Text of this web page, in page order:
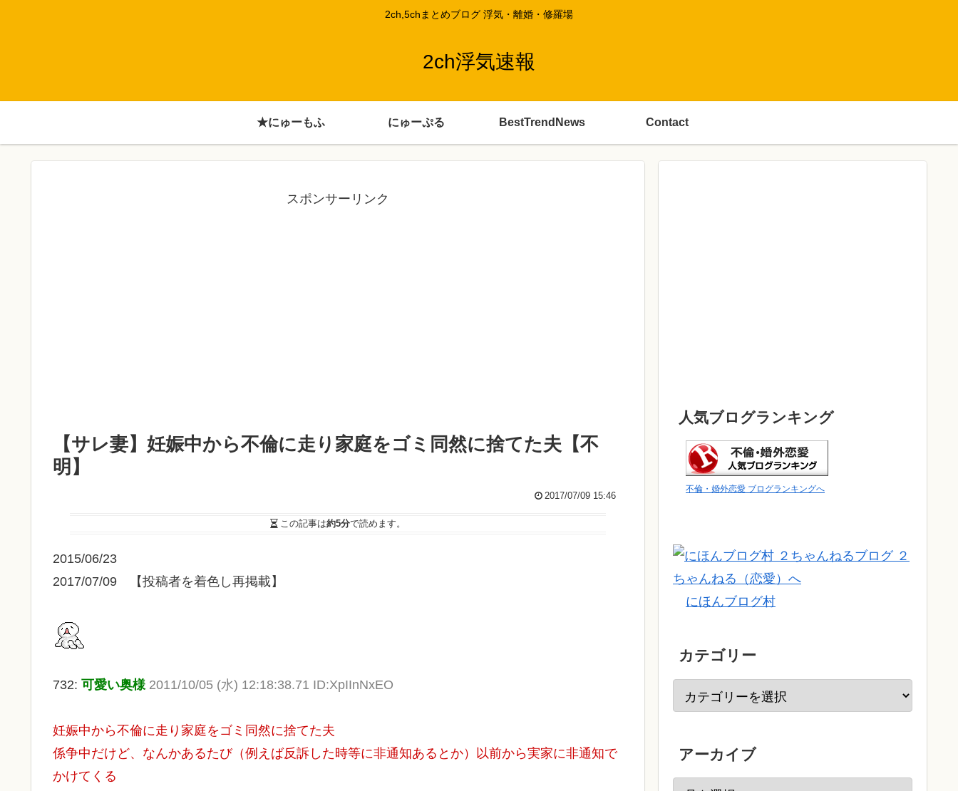
2ch,5chまとめブログ 浮気・離婚・修羅場
2ch浮気速報
★にゅーもふ にゅーぷる BestTrendNews Contact
スポンサーリンク
【サレ妻】妊娠中から不倫に走り家庭をゴミ同然に捨てた夫【不
明】
2017/07/09 15:46
この記事は約5分で読めます。
2015/06/23
2017/07/09 【投稿者を着色し再掲載】
732: 可愛い奥様 2011/10/05 (水) 12:18:38.71 ID:XpIInNxEO
妊娠中から不倫に走り家庭をゴミ同然に捨てた夫
係争中だけど、なんかあるたび（例えば反訴した時等に非通知あるとか）以前から実家に非通知で
かけてくる
人気ブログランキング
不倫・婚外恋愛 ブログランキングへ
にほんブログ村
カテゴリー
アーカイブ